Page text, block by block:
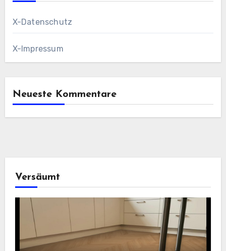
X-Datenschutz
X-Impressum
Neueste Kommentare
Versäumt